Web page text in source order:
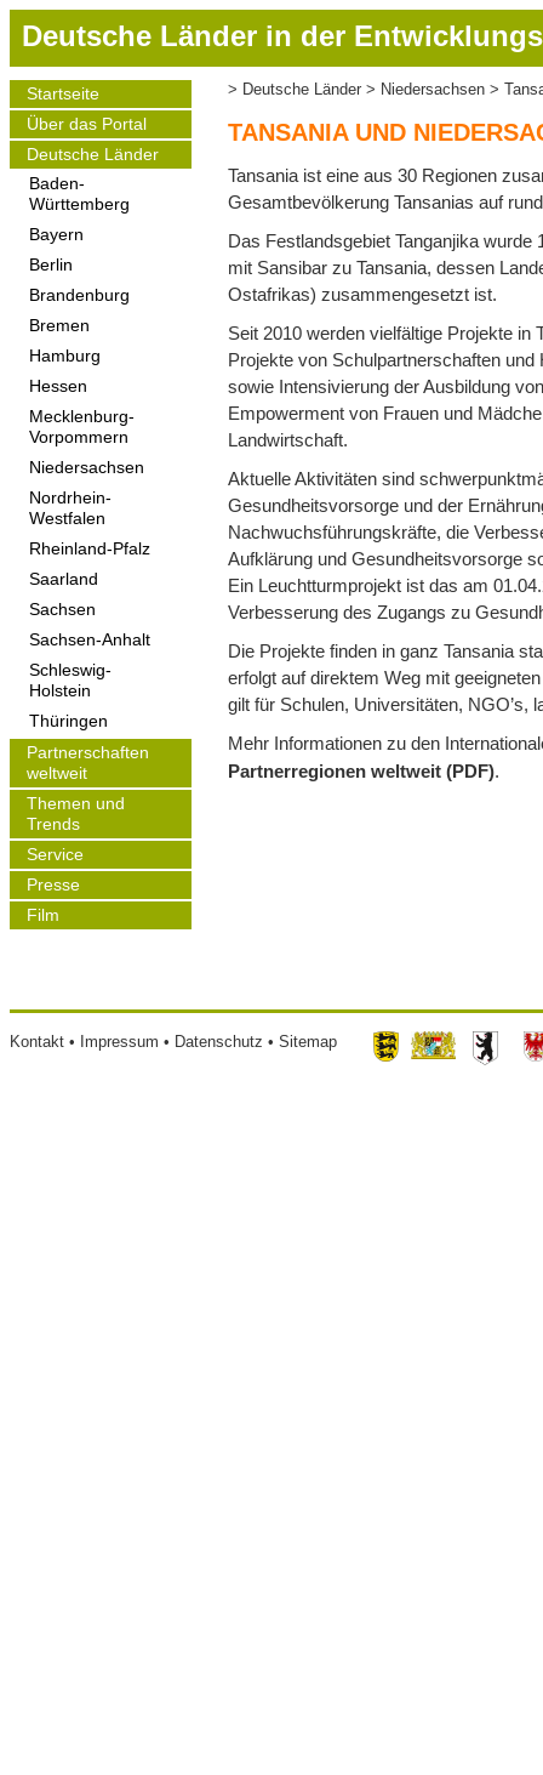
r
Deutsche Länder in der
Main
navigation
Startseite
Über das Portal
Deutsche Länder
Baden-
Württemberg
Bayern
Berlin
Brandenburg
Bremen
Hamburg
Hessen
Mecklenburg-
Vorpommern
Niedersachsen
Nordrhein-
Westfalen
Rheinland-Pfalz
Saarland
Sachsen
Sachsen-Anhalt
Schleswig-
Holstein
Thüringen
Partnerschaften
weltweit
Themen und
Trends
Service
Presse
Film
Deutsche Länder Niedersachsen
TANSANIA UND
Tansania ist eine aus 30 Regionen
Gesamtbevölkerung Tansanias auf
Das Festlandsgebiet Tanganjika
mit Sansibar zu Tansania, dessen
Ostafrikas) zusammengesetzt ist.
Seit 2010 werden vielfältige Projekte
Projekte von Schulpartnerschaften
sowie Intensivierung der Ausbildung
Empowerment von Frauen und
Landwirtschaft.
Aktuelle Aktivitäten sind
Gesundheitsvorsorge und der
Nachwuchsführungskräfte, die
Aufklärung und Gesundheitsvorsorge
Ein Leuchtturmprojekt ist das am
Verbesserung des Zugangs zu
Die Projekte finden in ganz Tansania
erfolgt auf direktem Weg mit
gilt für Schulen, Universitäten, NGO’s,
Mehr Informationen zu den
Partnerregionen weltweit (PDF).
Footer
Kontakt Impressum Datenschutz Sitemap